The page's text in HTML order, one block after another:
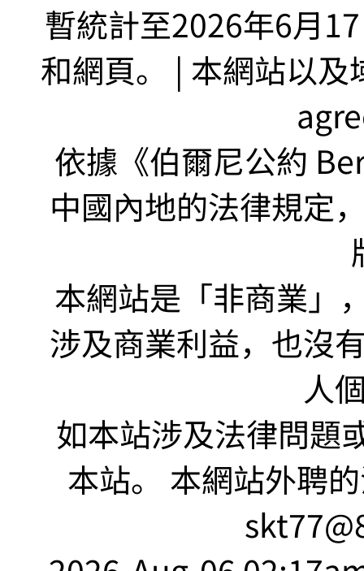
暫統計至2026年6月
和網頁。 | 本網站以
依據《伯爾尼公約
中國內地的法律規定
本網站是「非商業
涉及商業利益，也沒
人
如本站涉及法律問題
本站。 本網站外聘